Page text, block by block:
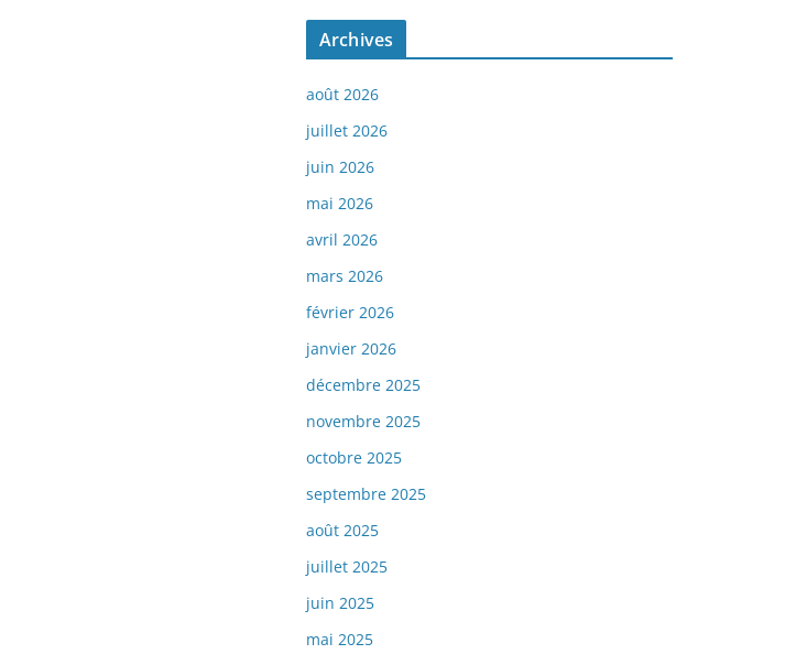
Archives
août 2026
juillet 2026
juin 2026
mai 2026
avril 2026
mars 2026
février 2026
janvier 2026
décembre 2025
novembre 2025
octobre 2025
septembre 2025
août 2025
juillet 2025
juin 2025
mai 2025